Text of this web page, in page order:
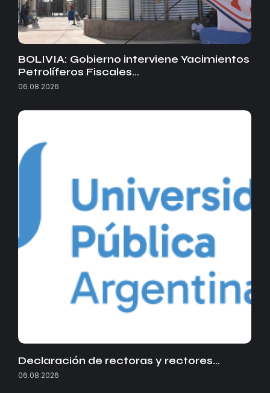
BOLIVIA: Gobierno interviene Yacimientos
Petrolíferos Fiscales…
06.08.2026
Declaración de rectoras y rectores…
06.08.2026